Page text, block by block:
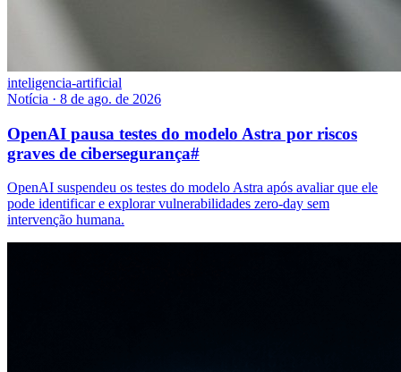
inteligencia-artificial
Notícia · 8 de ago. de 2026
OpenAI pausa testes do modelo Astra por riscos
graves de cibersegurança#
OpenAI suspendeu os testes do modelo Astra após avaliar que ele
pode identificar e explorar vulnerabilidades zero-day sem
intervenção humana.